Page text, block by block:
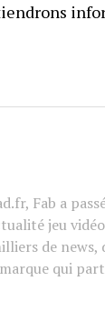
Fab a
jeu
de news,
qui